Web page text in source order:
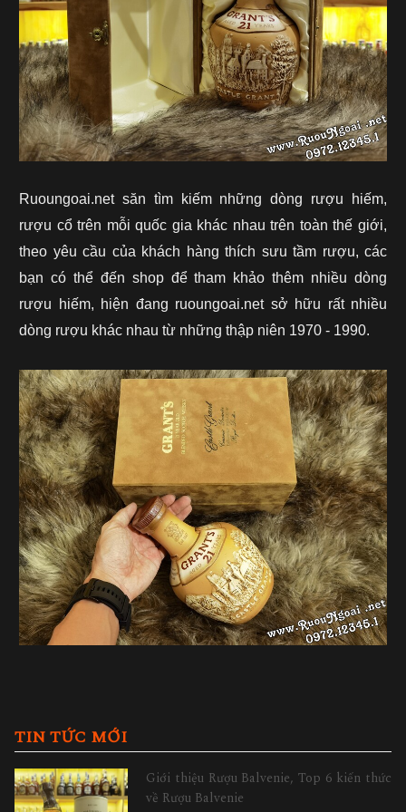
Ruoungoai.net săn tìm kiếm những dòng rượu hiếm,
rượu cổ trên mỗi quốc gia khác nhau trên toàn thế giới,
theo yêu cầu của khách hàng thích sưu tầm rượu, các
bạn có thể đến shop để tham khảo thêm nhiều dòng
rượu hiếm, hiện đang ruoungoai.net sở hữu rất nhiều
dòng rượu khác nhau từ những thập niên 1970 - 1990.
TIN TỨC MỚI
Giới thiệu Rượu Balvenie, Top 6 kiến thức
về Rượu Balvenie